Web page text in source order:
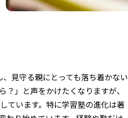
見守る親にとっても落ち着かない
」と声をかけたくなりますが、
ています。特に学習塾の進化は著